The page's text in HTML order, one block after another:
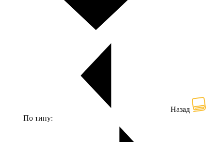
Назад
По типу: